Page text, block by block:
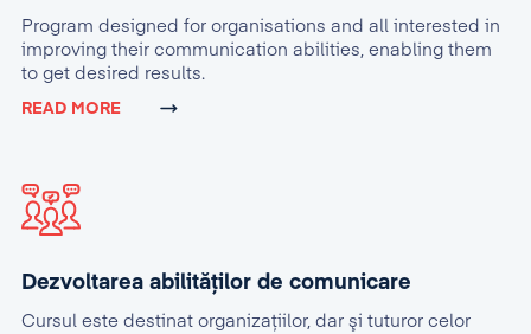
Program designed for organisations and all interested in
improving their communication abilities, enabling them
to get desired results.
READ MORE
Dezvoltarea abilităților de comunicare
Cursul este destinat organizaţiilor, dar şi tuturor celor